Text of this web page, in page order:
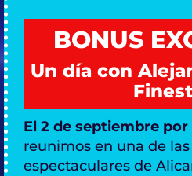
BONUS
Un día con
El 2 de septiembre
reunimos en una de
espectaculares de